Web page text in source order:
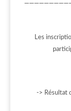
Les
-> Résultat